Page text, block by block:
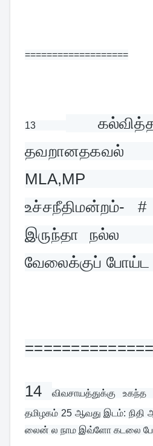
===================
13
தவறானதகவல்
MLA,MP
உச்சநீதிமன்றம்- #
இருந்தா நல்ல
வேலைக்குப் போய்ட
14
விவசாயத்துக்கு உகந்த
தமிழகம் 25 ஆவது இடம்:
லைன் ல நாம இவ்ளோ கடலை